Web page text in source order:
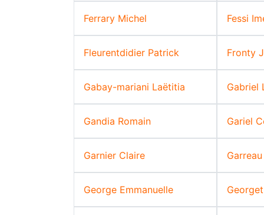
Ferrary Michel Fessi
Fleurentdidier Patrick Fronty
Gabay-mariani Laëtitia Gabriel
Gandia Romain Gariel
Garnier Claire
George Emmanuelle